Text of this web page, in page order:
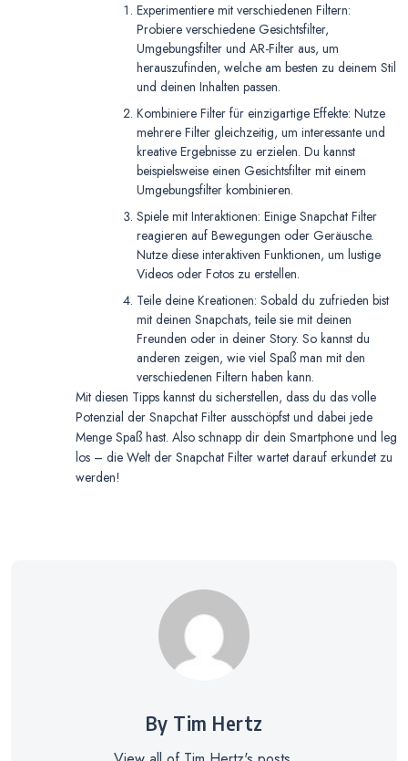
Experimentiere mit verschiedenen Filtern:
Probiere verschiedene Gesichtsfilter,
Umgebungsfilter und AR-Filter aus, um
herauszufinden, welche am besten zu deinem Stil
und deinen Inhalten passen.
Kombiniere Filter für einzigartige Effekte: Nutze
mehrere Filter gleichzeitig, um interessante und
kreative Ergebnisse zu erzielen. Du kannst
beispielsweise einen Gesichtsfilter mit einem
Umgebungsfilter kombinieren.
Spiele mit Interaktionen: Einige Snapchat Filter
reagieren auf Bewegungen oder Geräusche.
Nutze diese interaktiven Funktionen, um lustige
Videos oder Fotos zu erstellen.
Teile deine Kreationen: Sobald du zufrieden bist
mit deinen Snapchats, teile sie mit deinen
Freunden oder in deiner Story. So kannst du
anderen zeigen, wie viel Spaß man mit den
verschiedenen Filtern haben kann.
Mit diesen Tipps kannst du sicherstellen, dass du das volle
Potenzial der Snapchat Filter ausschöpfst und dabei jede
Menge Spaß hast. Also schnapp dir dein Smartphone und leg
los – die Welt der Snapchat Filter wartet darauf erkundet zu
werden!
By Tim Hertz